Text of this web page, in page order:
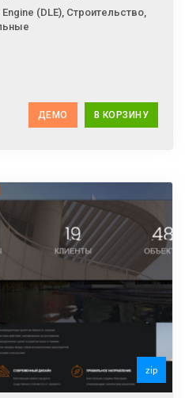
(DLE) Строительство
ДЕМО В КОРЗИНУ
zip